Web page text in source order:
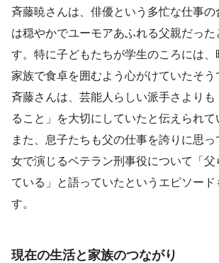
斉藤暁さんは、俳優という多忙な仕事
は穏やかでユーモアあふれる父親だった
す。特に子どもたちが学生のころには、
家族で食卓を囲むよう心がけていたそ
斉藤さんは、芸能人らしい派手さより
ること」を大切にしていたと伝えられて
また、息子たちも父の仕事を誇りに思
女で演じるベテラン刑事役について「父
ている」と語っていたというエピソード
す。
現在の生活と家族のつながり